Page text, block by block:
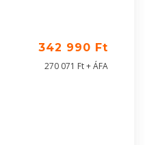
342 990 Ft
270 071 Ft + ÁFA